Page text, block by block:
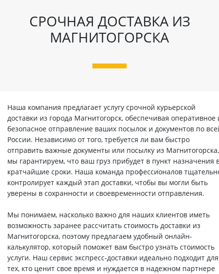
СРОЧНАЯ ДОСТАВКА ИЗ
МАГНИТОГОРСКА
Наша компания предлагает услугу срочной курьерской
доставки из города Магнитогорск, обеспечивая оперативное
безопасное отправление ваших посылок и документов по
России. Независимо от того, требуется ли вам быстро
отправить важные документы или посылку из Магнитогорска,
мы гарантируем, что ваш груз прибудет в пункт назначения
кратчайшие сроки. Наша команда профессионалов
контролирует каждый этап доставки, чтобы вы могли быть
уверены в сохранности и своевременности отправления.
Мы понимаем, насколько важно для наших клиентов иметь
возможность заранее рассчитать стоимость доставки из
Магнитогорска, поэтому предлагаем удобный онлайн-
калькулятор, который поможет вам быстро узнать стоимость
услуги. Наш сервис экспресс-доставки идеально подходит для
тех, кто ценит свое время и нуждается в надежном партнере